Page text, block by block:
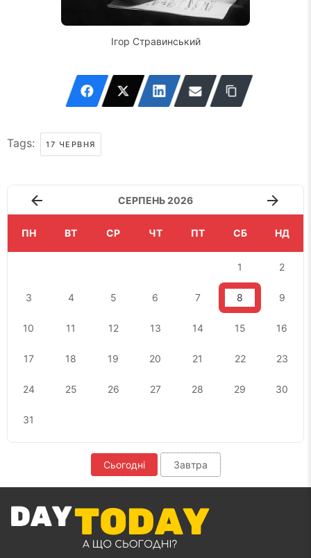
Ігор Стравинський
Tags: 17 ЧЕРВНЯ
СЕРПЕНЬ 2026
ПН ВТ СР ЧТ ПТ СБ НД
1 2
3 4 5 6 7 8 9
10 11 12 13 14 15 16
17 18 19 20 21 22 23
24 25 26 27 28 29 30
31
Сьогодні Завтра